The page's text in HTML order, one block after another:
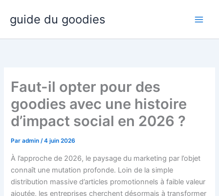
contenu
guide du goodies
Faut-il opter pour des
goodies avec une histoire
d’impact social en 2026 ?
Paradmin/4 juin 2026
À l’approche de 2026, le paysage du marketing par l’objet
connaît une mutation profonde. Loin de la simple
distribution massive d’articles promotionnels à faible valeur
ajoutée, les entreprises cherchent désormais à transformer